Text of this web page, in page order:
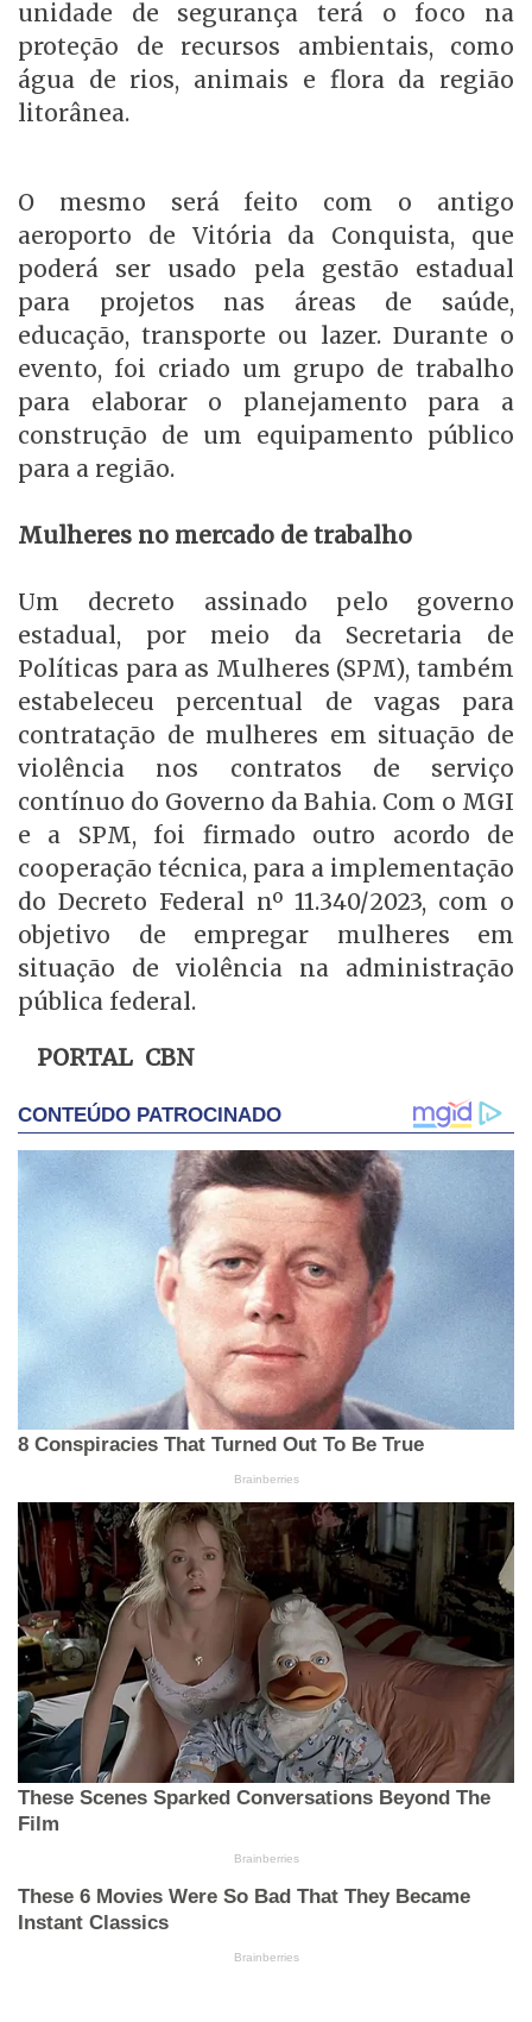
unidade de segurança terá o foco na
proteção de recursos ambientais, como
água de rios, animais e flora da região
litorânea.
O mesmo será feito com o antigo
aeroporto de Vitória da Conquista, que
poderá ser usado pela gestão estadual
para projetos nas áreas de saúde,
educação, transporte ou lazer. Durante o
evento, foi criado um grupo de trabalho
para elaborar o planejamento para a
construção de um equipamento público
para a região.
Mulheres no mercado de trabalho
Um decreto assinado pelo governo
estadual, por meio da Secretaria de
Políticas para as Mulheres (SPM), também
estabeleceu percentual de vagas para
contratação de mulheres em situação de
violência nos contratos de serviço
contínuo do Governo da Bahia. Com o MGI
e a SPM, foi firmado outro acordo de
cooperação técnica, para a implementação
do Decreto Federal nº 11.340/2023, com o
objetivo de empregar mulheres em
situação de violência na administração
pública federal.
PORTAL CBN